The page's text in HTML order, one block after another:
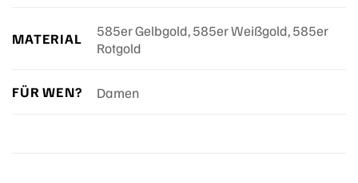
MATERIAL
585er Gelbgold, 585er Weißgold, 585er
Rotgold
FÜR WEN? Damen